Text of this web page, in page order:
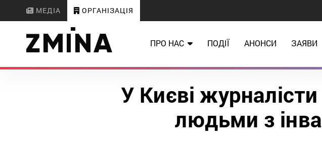
МЕДІА ОРГАНІЗАЦІЯ
ПРО НАС ПОДІЇ АНОНСИ ЗАЯВИ
У Києві
людьми з